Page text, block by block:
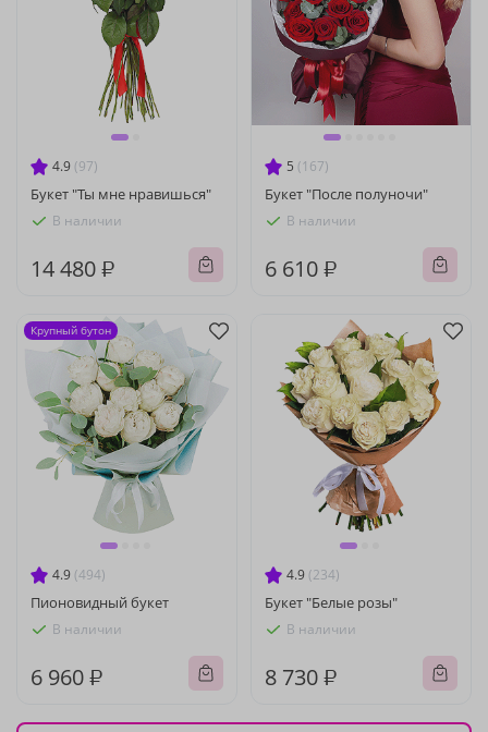
4.9 (97)
Букет "Ты мне нравишься"
В наличии
14 480 ₽
5 (167)
Букет "После полуночи"
В наличии
6 610 ₽
4.9 (494)
Пионовидный букет
В наличии
6 960 ₽
Крупный бутон
4.9 (234)
Букет "Белые розы"
В наличии
8 730 ₽